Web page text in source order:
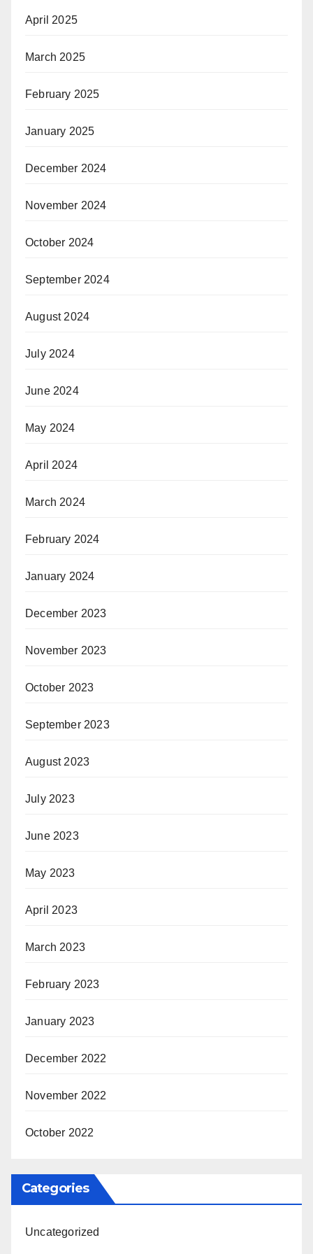
April 2025
March 2025
February 2025
January 2025
December 2024
November 2024
October 2024
September 2024
August 2024
July 2024
June 2024
May 2024
April 2024
March 2024
February 2024
January 2024
December 2023
November 2023
October 2023
September 2023
August 2023
July 2023
June 2023
May 2023
April 2023
March 2023
February 2023
January 2023
December 2022
November 2022
October 2022
Categories
Uncategorized